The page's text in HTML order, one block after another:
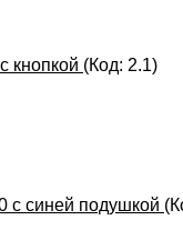
кнопкой (Код: 2.1)
с синей подушкой